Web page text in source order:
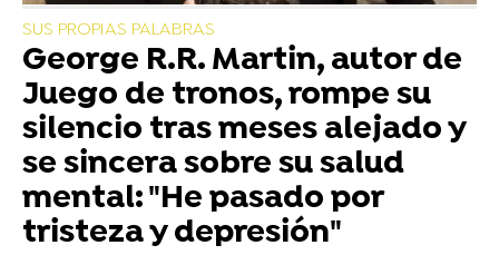
SUS PROPIAS PALABRAS
George R.R. Martin, autor de
Juego de tronos, rompe su
silencio tras meses alejado y
se sincera sobre su salud
mental: "He pasado por
tristeza y depresión"